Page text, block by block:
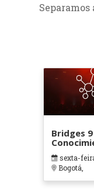
Bridges
sexta-
Bogotá,